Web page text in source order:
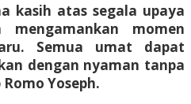
kasih atas segala upaya
mengamankan momen
Semua umat dapat
dengan nyaman tanpa
Yoseph.